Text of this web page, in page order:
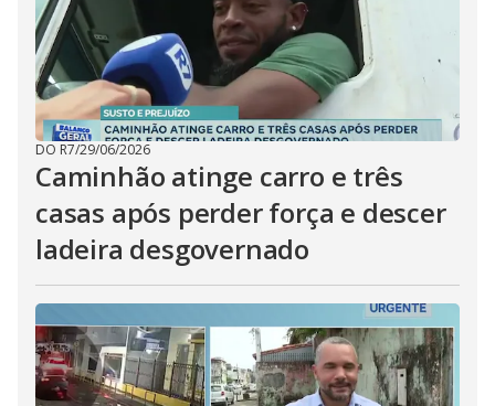
DO R7/29/06/2026
Caminhão atinge carro e três
casas após perder força e descer
ladeira desgovernado